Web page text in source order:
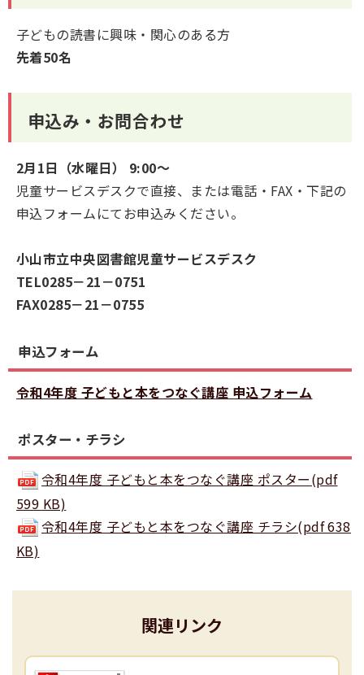
子どもの読書に興味・関心のある方
先着50名
申込み・お問合わせ
2月1日（水曜日） 9:00～
児童サービスデスクで直接、または電話・FAX・下記の
申込フォームにてお申込みください。
小山市立中央図書館児童サービスデスク
TEL0285－21－0751
FAX0285－21－0755
申込フォーム
令和4年度 子どもと本をつなぐ講座 申込フォーム
ポスター・チラシ
令和4年度 子どもと本をつなぐ講座 ポスター(pdf
599 KB)
令和4年度 子どもと本をつなぐ講座 チラシ(pdf 638
KB)
関連リンク